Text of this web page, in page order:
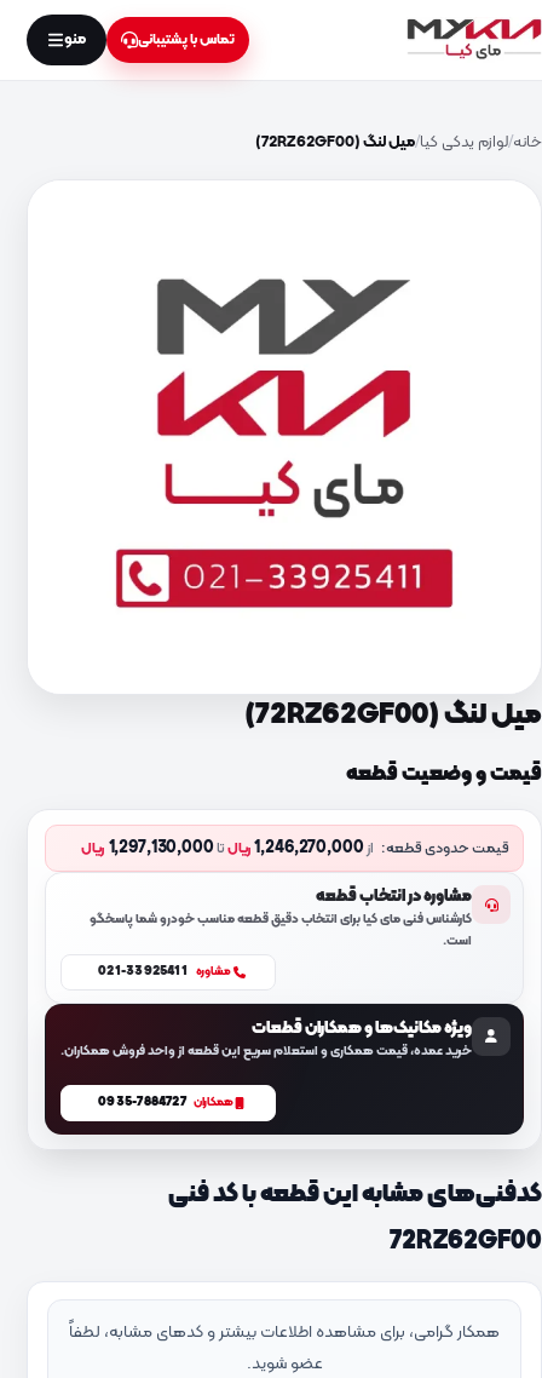
تماس با پشتیبانی منو
خانه لوازم یدکی کیا میل لنگ (72RZ62GF00)
میل لنگ (72RZ62GF00)
قیمت و وضعیت قطعه
قیمت حدودی قطعه: از1,246,270,000 ریالتا1,297,130,000 ریال
مشاوره در انتخاب قطعه
کارشناس فنی مای کیا برای انتخاب دقیق قطعه مناسب خودرو شما پاسخگو
است.
مشاوره 021-33925411
ویژه مکانیک‌ها و همکاران قطعات
خرید عمده، قیمت همکاری و استعلام سریع این قطعه از واحد فروش همکاران.
همکاران 0935-7884727
کدفنی‌های مشابه این قطعه با کد فنی
72RZ62GF00
همکار گرامی، برای مشاهده اطلاعات بیشتر و کدهای مشابه، لطفاً
عضو شوید.